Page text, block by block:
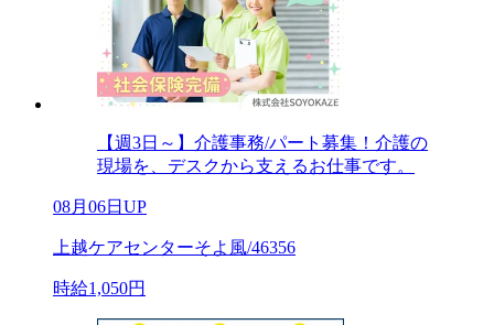
【週3日～】介護事務/パート募集！介護の
現場を、デスクから支えるお仕事です。
08月06日UP
上越ケアセンターそよ風/46356
時給1,050円